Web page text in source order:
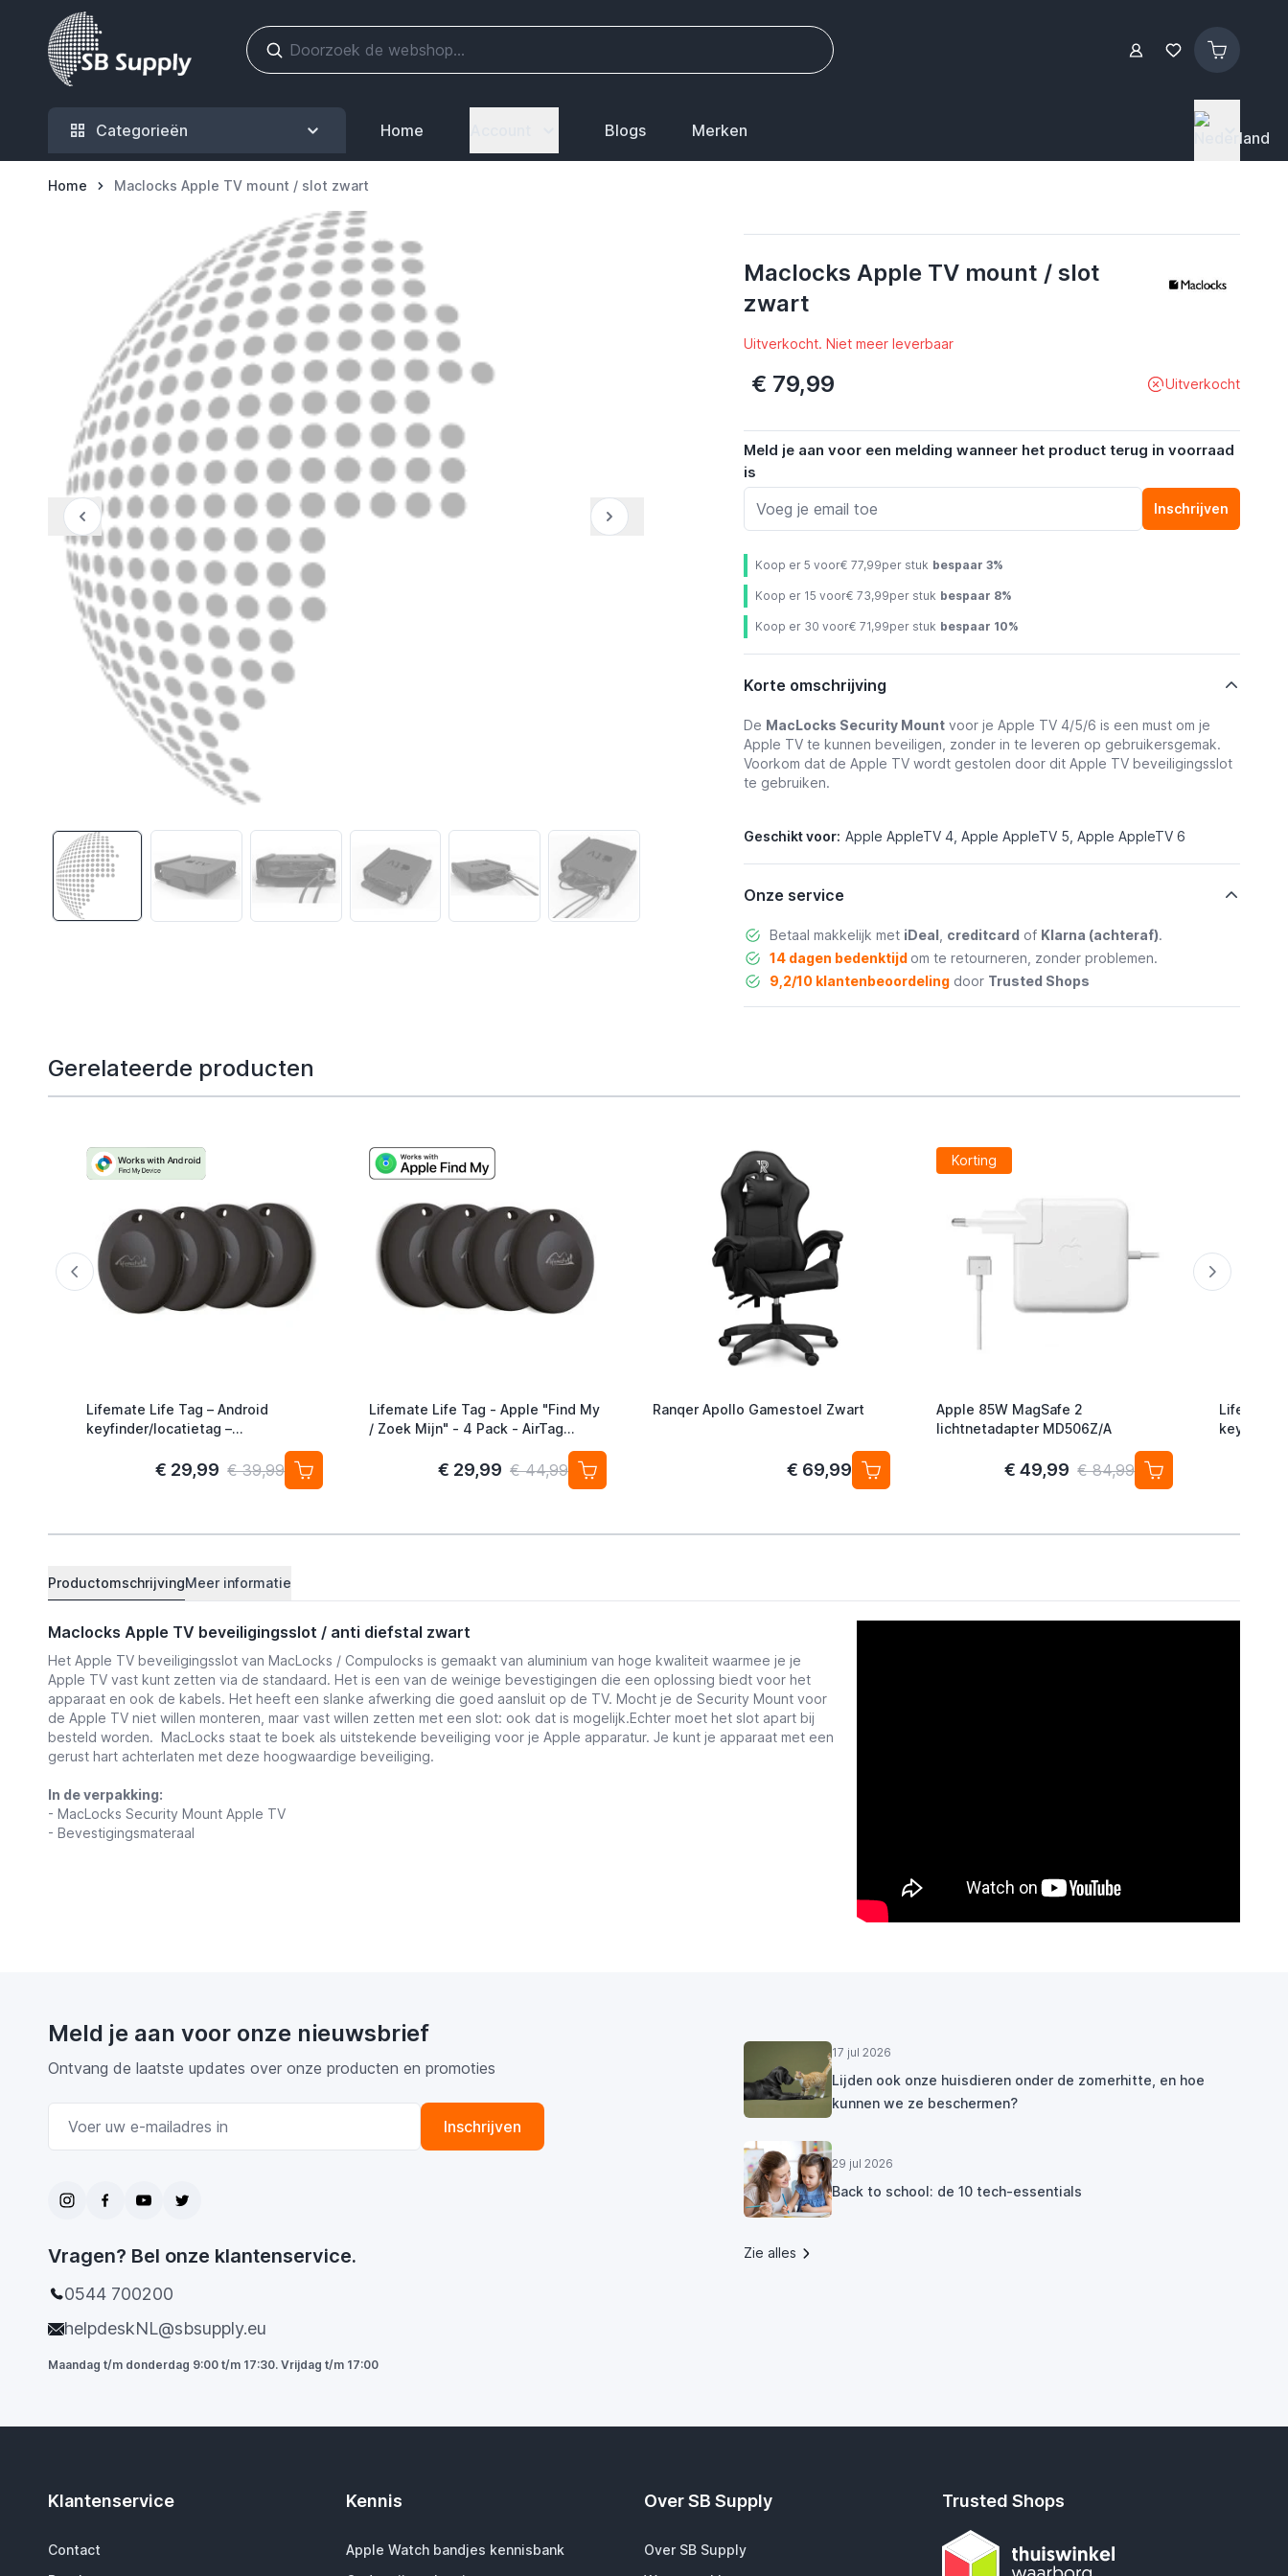
Ga naar de inhoud
Categorieën Home Blogs Merken
Home Maclocks Apple TV mount / slot zwart
Maclocks Apple TV mount / slot
zwart
Uitverkocht. Niet meer leverbaar
€ 79,99 Uitverkocht
Meld je aan voor een melding wanneer het product terug in voorraad
is
Inschrijven
Koop er 5 voor€ 77,99per stuk bespaar 3%
Koop er 15 voor€ 73,99per stuk bespaar 8%
Koop er 30 voor€ 71,99per stuk bespaar 10%
Korte omschrijving
De MacLocks Security Mountvoor je Apple TV 4/5/6 is een must om je
Apple TV te kunnen beveiligen, zonder in te leveren op gebruikersgemak.
Voorkom dat de Apple TV wordt gestolen door dit Apple TV beveiligingsslot
te gebruiken.
Geschikt voor: Apple AppleTV 4, Apple AppleTV 5, Apple AppleTV 6
Onze service
Betaal makkelijk met iDeal creditcard of Klarna (achteraf).
14 dagen bedenktijd om te retourneren, zonder problemen.
9,2/10 klantenbeoordelingdoor Trusted Shops
Gerelateerde producten
Lifemate Life Tag – Android
keyfinder/locatietag –
Android/Google Find My Device –
€ 29,99 € 39,99
Lifemate Life Tag - Apple "Find My
/ Zoek Mijn" - 4 Pack - AirTag
€ 29,99 € 44,99
Ranqer Apollo Gamestoel Zwart
€ 69,99
Korting
Apple 85W MagSafe 2
lichtnetadapter MD506Z/A
€ 49,99 € 84,99
Lifemate
ProductomschrijvingMeer informatie
Maclocks Apple TV beveiligingsslot / anti diefstal zwart
Het Apple TV beveiligingsslot van MacLocks / Compulocks is gemaakt van aluminium van hoge kwaliteit waarmee je je
Apple TV vast kunt zetten via de standaard. Het is een van de weinige bevestigingen die een oplossing biedt voor het
apparaat en ook de kabels. Het heeft een slanke afwerking die goed aansluit op de TV. Mocht je de Security Mount voor
de Apple TV niet willen monteren, maar vast willen zetten met een slot: ook dat is mogelijk.Echter moet het slot apart bij
besteld worden. MacLocks staat te boek als uitstekende beveiliging voor je Apple apparatur. Je kunt je apparaat met een
gerust hart achterlaten met deze hoogwaardige beveiliging.
In de verpakking:
- MacLocks Security Mount Apple TV
- Bevestigingsmateraal
Meld je aan voor onze nieuwsbrief
Ontvang de laatste updates over onze producten en promoties
Inschrijven
Vragen? Bel onze klantenservice.
0544 700200
helpdeskNL@sbsupply.eu
Maandag t/m donderdag 9:00 t/m 17:30. Vrijdag t/m 17:00
17 jul 2026
Lijden ook onze huisdieren onder de zomerhitte, en hoe
kunnen we ze beschermen?
29 jul 2026
Back to school: de 10 tech-essentials
Zie alles
Klantenservice
Contact
Kennis
Apple Watch bandjes kennisbank
Over SB Supply
Over SB Supply
Trusted Shops